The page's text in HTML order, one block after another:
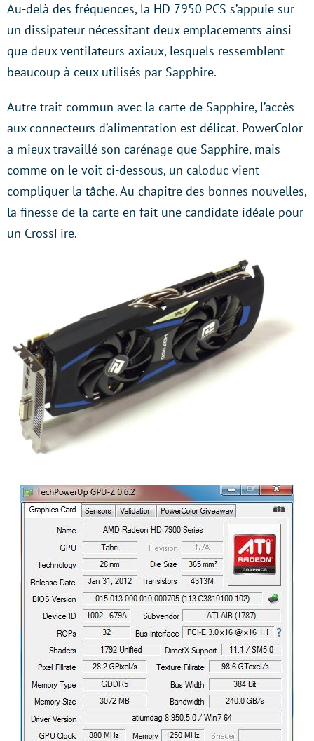
Au-delà des fréquences, la HD 7950 PCS s’appuie sur
un dissipateur nécessitant deux emplacements ainsi
que deux ventilateurs axiaux, lesquels ressemblent
beaucoup à ceux utilisés par Sapphire.
Autre trait commun avec la carte de Sapphire, l’accès
aux connecteurs d’alimentation est délicat. PowerColor
a mieux travaillé son carénage que Sapphire, mais
comme on le voit ci-dessous, un caloduc vient
compliquer la tâche. Au chapitre des bonnes nouvelles,
la finesse de la carte en fait une candidate idéale pour
un CrossFire.